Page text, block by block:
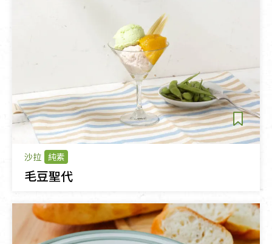
沙拉 純素
毛豆聖代